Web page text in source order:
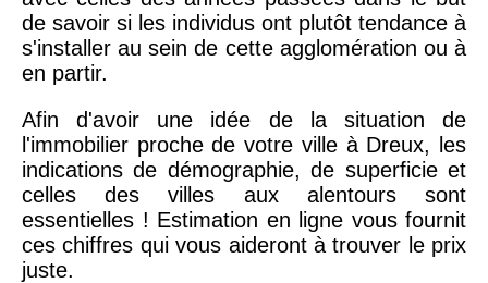
de savoir si les individus ont plutôt tendance à
s'installer au sein de cette agglomération ou à
en partir.
Afin d'avoir une idée de la situation de
l'immobilier proche de votre ville à Dreux, les
indications de démographie, de superficie et
celles des villes aux alentours sont
essentielles ! Estimation en ligne vous fournit
ces chiffres qui vous aideront à trouver le prix
juste.